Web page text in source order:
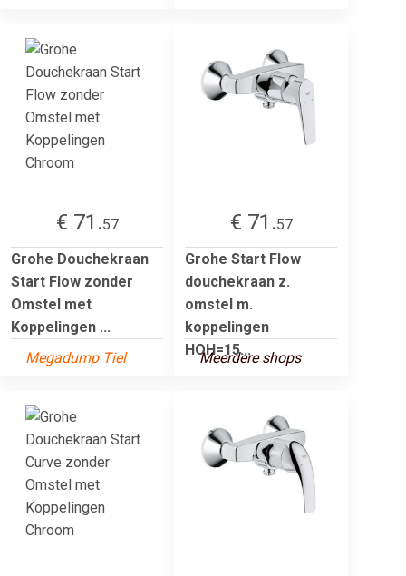
€ 71.57
Grohe Douchekraan
Start Flow zonder
Omstel met
Koppelingen ...
Megadump Tiel
€ 71.57
Grohe Start Flow
douchekraan z.
omstel m.
koppelingen
HOH=15...
Meerdere shops